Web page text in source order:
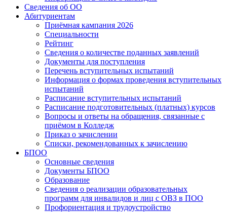
Сведения об ОО
Абитуриентам
Приёмная кампания 2026
Специальности
Рейтинг
Сведения о количестве поданных заявлений
Документы для поступления
Перечень вступительных испытаний
Информация о формах проведения вступительных
испытаний
Расписание вступительных испытаний
Расписание подготовительных (платных) курсов
Вопросы и ответы на обращения, связанные с
приёмом в Колледж
Приказ о зачислении
Списки, рекомендованных к зачислению
БПОО
Основные сведения
Документы БПОО
Образование
Сведения о реализации образовательных
программ для инвалидов и лиц с ОВЗ в ПОО
Профориентация и трудоустройство